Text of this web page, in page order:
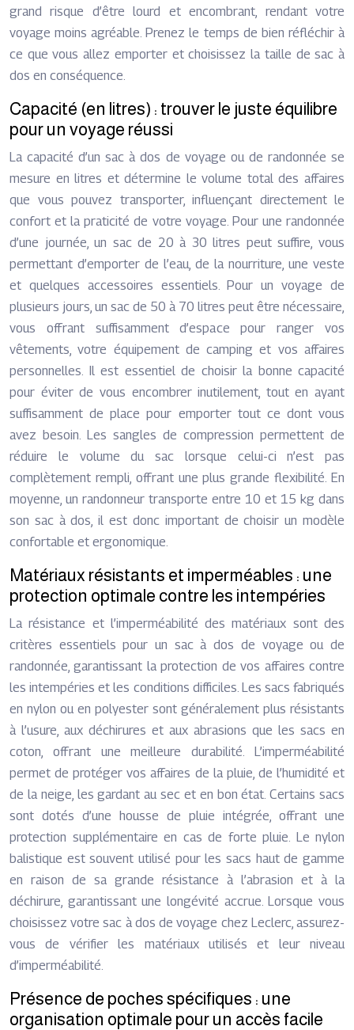
grand risque d’être lourd et encombrant, rendant votre
voyage moins agréable. Prenez le temps de bien réfléchir à
ce que vous allez emporter et choisissez la taille de sac à
dos en conséquence.
Capacité (en litres) : trouver le juste équilibre
pour un voyage réussi
La capacité d’un sac à dos de voyage ou de randonnée se
mesure en litres et détermine le volume total des affaires
que vous pouvez transporter, influençant directement le
confort et la praticité de votre voyage. Pour une randonnée
d’une journée, un sac de 20 à 30 litres peut suffire, vous
permettant d’emporter de l’eau, de la nourriture, une veste
et quelques accessoires essentiels. Pour un voyage de
plusieurs jours, un sac de 50 à 70 litres peut être nécessaire,
vous offrant suffisamment d’espace pour ranger vos
vêtements, votre équipement de camping et vos affaires
personnelles. Il est essentiel de choisir la bonne capacité
pour éviter de vous encombrer inutilement, tout en ayant
suffisamment de place pour emporter tout ce dont vous
avez besoin. Les sangles de compression permettent de
réduire le volume du sac lorsque celui-ci n’est pas
complètement rempli, offrant une plus grande flexibilité. En
moyenne, un randonneur transporte entre 10 et 15 kg dans
son sac à dos, il est donc important de choisir un modèle
confortable et ergonomique.
Matériaux résistants et imperméables : une
protection optimale contre les intempéries
La résistance et l’imperméabilité des matériaux sont des
critères essentiels pour un sac à dos de voyage ou de
randonnée, garantissant la protection de vos affaires contre
les intempéries et les conditions difficiles. Les sacs fabriqués
en nylon ou en polyester sont généralement plus résistants
à l’usure, aux déchirures et aux abrasions que les sacs en
coton, offrant une meilleure durabilité. L’imperméabilité
permet de protéger vos affaires de la pluie, de l’humidité et
de la neige, les gardant au sec et en bon état. Certains sacs
sont dotés d’une housse de pluie intégrée, offrant une
protection supplémentaire en cas de forte pluie. Le nylon
balistique est souvent utilisé pour les sacs haut de gamme
en raison de sa grande résistance à l’abrasion et à la
déchirure, garantissant une longévité accrue. Lorsque vous
choisissez votre sac à dos de voyage chez Leclerc, assurez-
vous de vérifier les matériaux utilisés et leur niveau
d’imperméabilité.
Présence de poches spécifiques : une
organisation optimale pour un accès facile